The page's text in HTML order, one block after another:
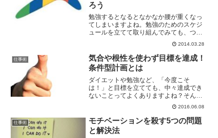
ろう
勉強するとなるとなかなか腰が重くなっ
てしまいますよね。勉強のためのスケジ
ュールを立てて取り組んでみても、つい
ついテレビを見てしまったり、スマホで
ゲームをしてしまったり、ダラダラLINE
を続けたり・・・。身の回りの誘惑に惑
わされてしまうことも...
2014.03.28
仕事術
気合や根性を使わず目標を達成！
条件型計画とは
ダイエットや勉強など、「今度こそ
は！」と目標を立てても、中々達成でき
ないことってよくありますよね？そんな
ときに、自分はなんて意志の弱い人間な
んだと、凹んでしまう方も多くいらっし
ゃることでしょう。きっと目標を毎回達
成する人は、自分にはない強靭...
2016.06.08
仕事術
モチベーションを殺す5つの問題
と解決法